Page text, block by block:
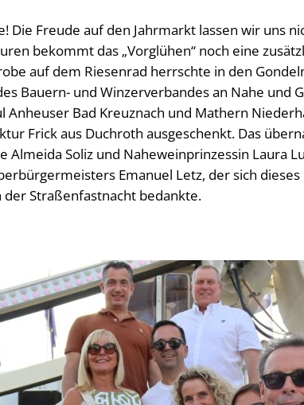
Die Freude auf den Jahrmarkt lassen wir uns
bekommt das „Vorglühen“ noch eine
auf dem Riesenrad herrschte in den
Bauern- und Winzerverbandes an Nahe und
Anheuser Bad Kreuznach und Mathern
Frick aus Duchroth ausgeschenkt. Das
Almeida Soliz und Naheweinprinzessin Laura
Emanuel Letz, der sich
Straßenfastnacht bedankte.